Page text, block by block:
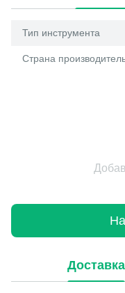
Тип инструмента
Страна
Доставка